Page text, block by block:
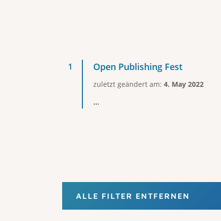
Open Publishing Fest
zuletzt geändert am: 4. May 2022
...
ALLE FILTER ENTFERNEN